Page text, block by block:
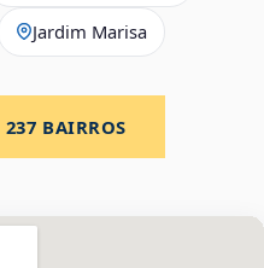
Jardim Marisa
237 BAIRROS